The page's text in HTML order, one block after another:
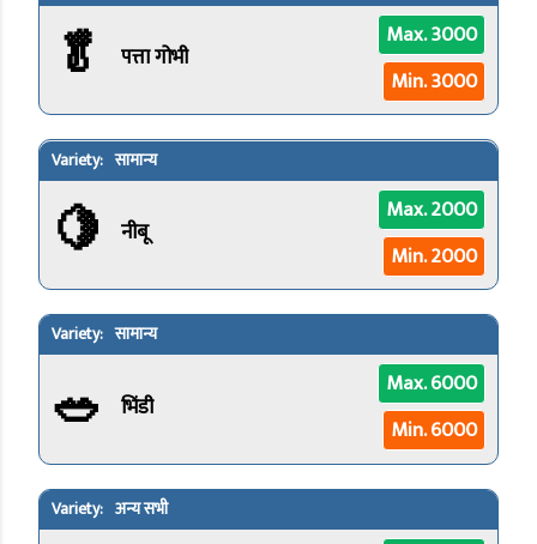
🥬 पत्ता गोभी
Max. 3000
Min. 3000
सामान्य
🍋 नीबू
Max. 2000
Min. 2000
सामान्य
🥗 भिंडी
Max. 6000
Min. 6000
अन्य सभी